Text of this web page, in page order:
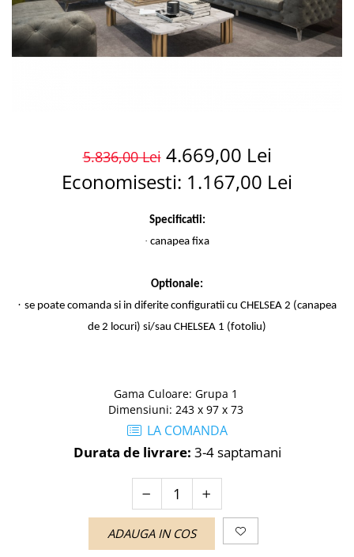
5.836,00 Lei 4.669,00 Lei
Economisesti: 1.167,00 Lei
Specificatii:
· canapea fixa
Optionale:
· se poate comanda si in diferite configuratii cu CHELSEA 2 (canapea
de 2 locuri) si/sau CHELSEA 1 (fotoliu)
Gama Culoare: Grupa 1
Dimensiuni: 243 x 97 x 73
LA COMANDA
Durata de livrare: 3-4 saptamani
ADAUGA IN COS